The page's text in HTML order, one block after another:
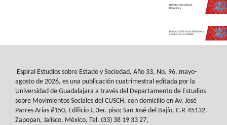
Espiral Estudios sobre Estado y Sociedad, Año 33, No. 96, mayo-
agosto de 2026, es una publicación cuatrimestral editada por la
Universidad de Guadalajara a través del Departamento de Estudios
sobre Movimientos Sociales del CUSCH, con domicilio en Av. José
Parres Arias #150, Edificio J, 3er. piso; San José del Bajío, C.P. 45132.
Zapopan, Jalisco, México, Tel. (33) 38 19 33 27,